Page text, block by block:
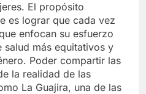
El propósito
es lograr que cada vez
enfocan su esfuerzo
salud más equitativos y
Poder compartir las
la realidad de las
La Guajira, una de las